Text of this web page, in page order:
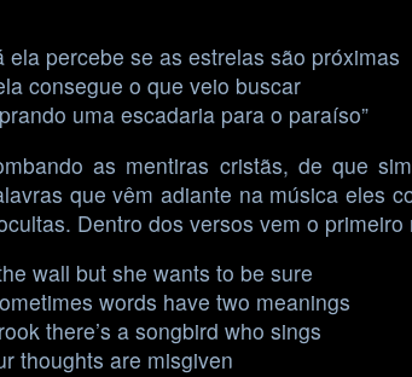
ela percebe se as estrelas são próximas
consegue o que veio buscar
uma escadaria para o paraíso”
as mentiras cristãs, de que
que vêm adiante na música eles
Dentro dos versos vem o
wall but she wants to be sure
words have two meanings
there’s a songbird who sings
thoughts are misgiven